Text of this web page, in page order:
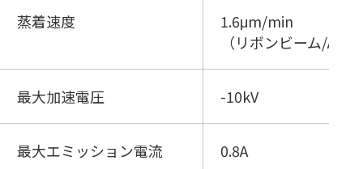
蒸着速度
1.6μm/min
（リボンビーム/Al/
最大加速電圧 -10kV
最大エミッション電流 0.8A